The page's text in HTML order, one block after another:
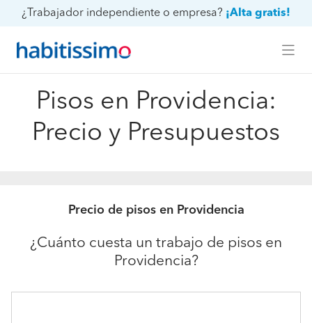
¿Trabajador independiente o empresa? ¡Alta gratis!
Pisos en Providencia:
Precio y Presupuestos
Precio de pisos en Providencia
¿Cuánto cuesta un trabajo de pisos en
Providencia?